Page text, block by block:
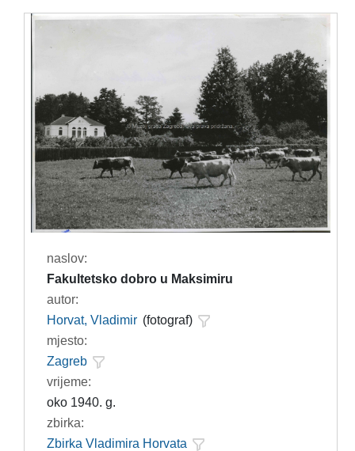
naslov:
Fakultetsko dobro u Maksimiru
autor:
Horvat, Vladimir (fotograf)
mjesto:
Zagreb
vrijeme:
oko 1940. g.
zbirka:
Zbirka Vladimira Horvata